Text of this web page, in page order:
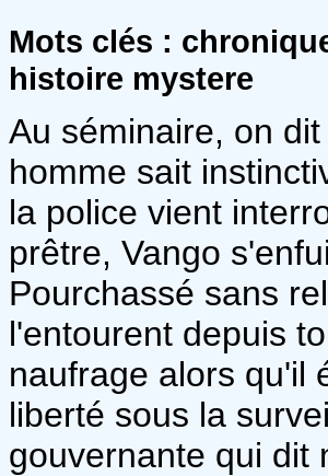
Mots clés :
histoire mystere
Au séminaire, on
homme sait
la police vient
prêtre, Vango
Pourchassé sans
l'entourent depuis
naufrage alors qu'il
liberté sous la
gouvernante qui dit